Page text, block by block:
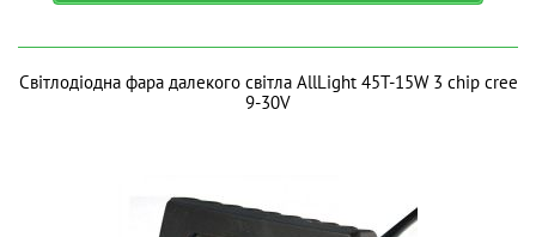
Світлодіодна фара далекого світла AllLight 45T-15W 3 chip cree
9-30V